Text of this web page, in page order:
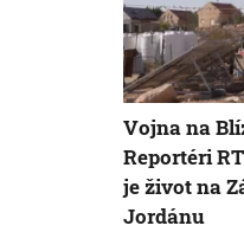
Vojna na
Reportéri
je život na
Jordánu